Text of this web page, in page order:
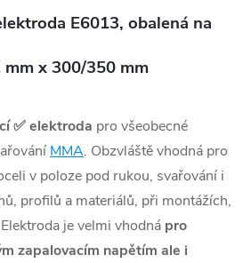
E6013, obalená na
x 300/350 mm
✅ elektroda pro všeobecné
MMA. Obzvláště vhodná pro
v poloze pod rukou, svařování i
profilů a materiálů, při montážích,
je velmi vhodná pro
zapalovacím napětím ale i